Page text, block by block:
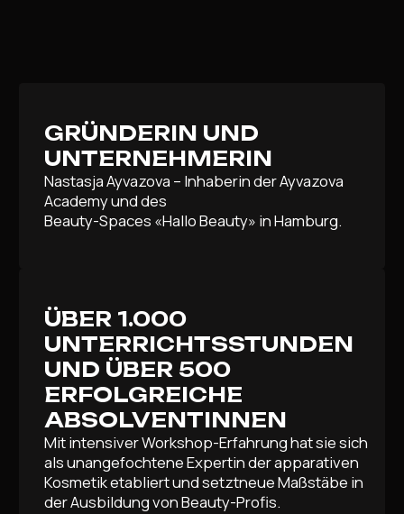
GRÜNDERIN UND
UNTERNEHMERIN
Nastasja Ayvazova – Inhaberin der Ayvazova
Academy und des
Beauty-Spaces «Hallo Beauty» in Hamburg.
ÜBER 1.000
UNTERRICHTSSTUNDEN
UND ÜBER 500
ERFOLGREICHE
ABSOLVENTINNEN
Mit intensiver Workshop-Erfahrung hat sie sich
als unangefochtene Expertin der apparativen
Kosmetik etabliert und setztneue Maßstäbe in
der Ausbildung von Beauty-Profis.